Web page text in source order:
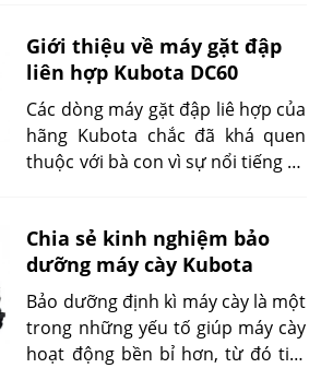
bánh xe đẩy cũng phải rực rỡ
theo nhưng nếu dùng cho mục
đích chở hàng thì cách thiết kế
cũng đơn giản. Tuy nhiên, bảo
dưỡng chúng như thế nào?
Giới thiệu về máy gặt đập
liên hợp Kubota DC60
Các dòng máy gặt đập liê hợp của
hãng Kubota chắc đã khá quen
thuộc với bà con vì sự nổi tiếng và
năng nổi bật và giá thành khác
nhau để phù hợp với từng vùng
nông nghiệp cũng như với từng
quỹ vốn của các chủ đầu tư.
Chia sẻ kinh nghiệm bảo
dưỡng máy cày Kubota
Bảo dưỡng định kì máy cày là một
trong những yếu tố giúp máy cày
hoạt động bền bỉ hơn, từ đó tiết